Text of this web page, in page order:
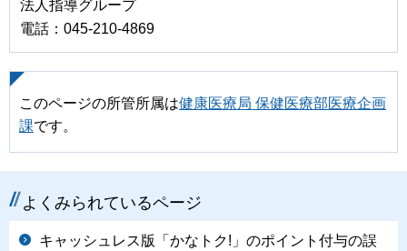
法人指導グループ
電話：045-210-4869
このページの所管所属は健康医療局 保健医療部医療企画
課です。
よくみられているページ
キャッシュレス版「かなトク!」のポイント付与の誤